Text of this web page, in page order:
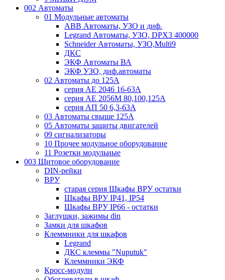
002 Автоматы
01 Модульные автоматы
ABB Автоматы, УЗО и диф.
Legrand Автоматы, УЗО, DPX3 400000
Schneider Автоматы, УЗО,Multi9
ДКС
ЭКФ Автоматы ВА
ЭКФ УЗО, диф.автоматы
02 Автоматы до 125А
серия АЕ 2046 16-63А
серия АЕ 2056М 80,100,125А
серия АП 50 6,3-63А
03 Автоматы свыше 125А
05 Автоматы защиты двигателей
09 сигнализаторы
10 Прочее модульное оборудование
11 Розетки модульные
003 Щитовое оборудование
DIN-рейки
ВРУ
старая серия Шкафы ВРУ остатки
Шкафы ВРУ IP41, IP54
Шкафы ВРУ IP66 - остатки
Заглушки, зажимы din
Замки для шкафов
Клеммники для шкафов
Legrand
ДКС клеммы "Nuputuk"
Клеммники ЭКФ
Кросс-модули